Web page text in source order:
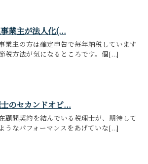
業主が法人化(...
業主の方は確定申告で毎年納税しています
税方法が気になるところです。個[...]
のセカンドオピ...
在顧問契約を結んでいる税理士が、期待して
うなパフォーマンスをあげていな[...]